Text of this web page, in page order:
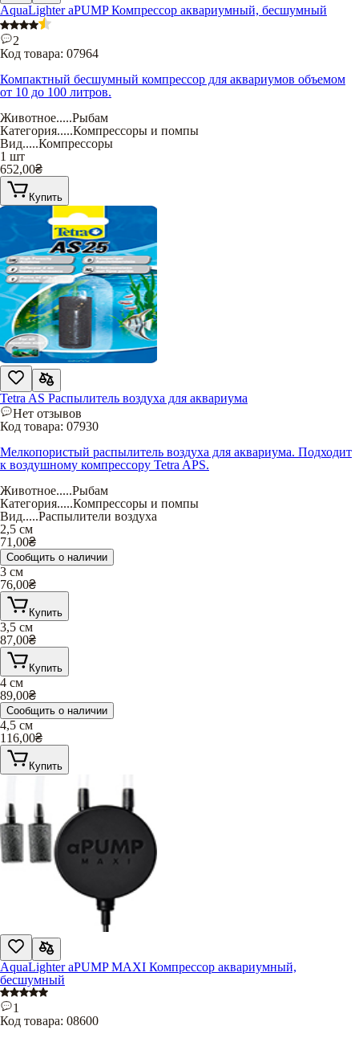
AquaLighter aPUMP Компрессор аквариумный, бесшумный
2
Код товара: 07964
Компактный бесшумный компрессор для аквариумов объемом
от 10 до 100 литров.
Животное.....Рыбам
Категория.....Компрессоры и помпы
Вид.....Компрессоры
1 шт
652,00₴
Купить
Tetra AS Распылитель воздуха для аквариума
Нет отзывов
Код товара: 07930
Мелкопористый распылитель воздуха для аквариума. Подходит
к воздушному компрессору Tetra APS.
Животное.....Рыбам
Категория.....Компрессоры и помпы
Вид.....Распылители воздуха
2,5 см
71,00₴
Сообщить о наличии
3 см
76,00₴
Купить
3,5 см
87,00₴
Купить
4 см
89,00₴
Сообщить о наличии
4,5 см
116,00₴
Купить
AquaLighter aPUMP MAXI Компрессор аквариумный,
бесшумный
1
Код товара: 08600